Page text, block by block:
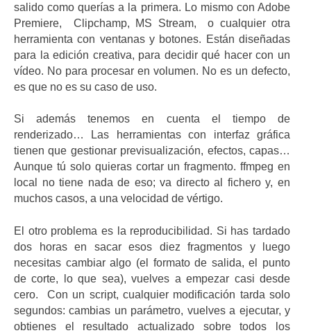
salido como querías a la primera. Lo mismo con Adobe
Premiere, Clipchamp, MS Stream, o cualquier otra
herramienta con ventanas y botones. Están diseñadas
para la edición creativa, para decidir qué hacer con un
vídeo. No para procesar en volumen. No es un defecto,
es que no es su caso de uso.
Si además tenemos en cuenta el tiempo de
renderizado… Las herramientas con interfaz gráfica
tienen que gestionar previsualización, efectos, capas…
Aunque tú solo quieras cortar un fragmento. ffmpeg en
local no tiene nada de eso; va directo al fichero y, en
muchos casos, a una velocidad de vértigo.
El otro problema es la reproducibilidad. Si has tardado
dos horas en sacar esos diez fragmentos y luego
necesitas cambiar algo (el formato de salida, el punto
de corte, lo que sea), vuelves a empezar casi desde
cero. Con un script, cualquier modificación tarda solo
segundos: cambias un parámetro, vuelves a ejecutar, y
obtienes el resultado actualizado sobre todos los